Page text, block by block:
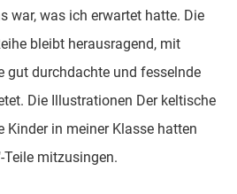
war, was ich erwartet hatte. Die
bleibt herausragend, mit
gut durchdachte und fesselnde
Die Illustrationen Der keltische
Kinder in meiner Klasse hatten
Teile mitzusingen.